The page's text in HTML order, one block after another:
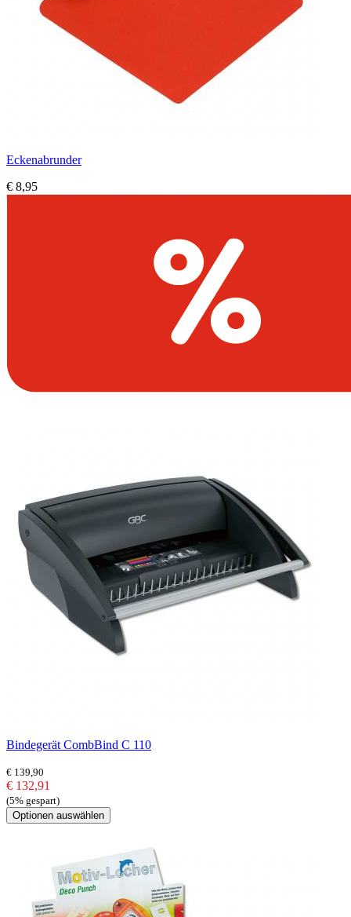
Eckenabrunder
€ 8,95
Bindegerät CombBind C 110
€ 139,90
€ 132,91
(5% gespart)